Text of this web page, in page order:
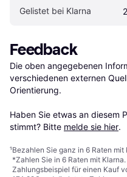
Gelistet bei Klarna
Feedback
Die oben angegebenen
verschiedenen externen
Orientierung.
Haben Sie etwas an diesem
stimmt? Bitte melde sie hier.
¹Bezahlen Sie ganz in 6 Raten mit
*Zahlen Sie in 6 Raten mit
Zahlungsbeispiel für einen Kauf